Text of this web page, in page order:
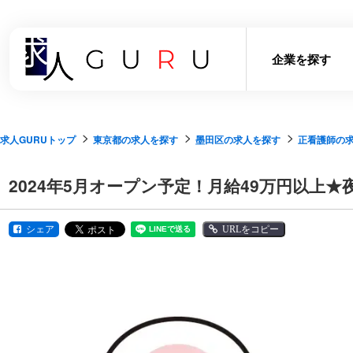
企業を探す
求人GURUトップ 東京都の求人を探す 墨田区の求人を探す 正看護師の
2024年5月オープン予定！月給49万円以上★
シェア URLをコピー